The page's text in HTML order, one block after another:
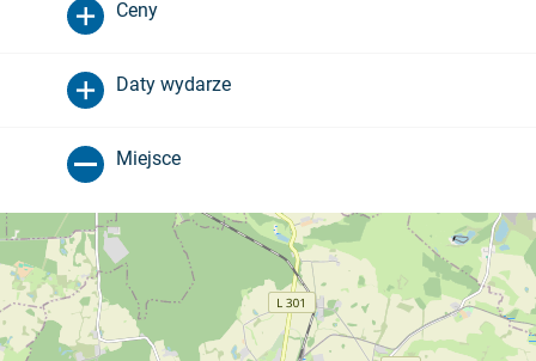
Ceny
Daty wydarze
Miejsce